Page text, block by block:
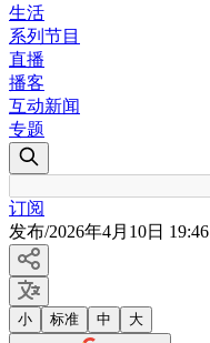
生活
系列节目
直播
播客
互动新闻
专题
订阅
发布/2026年4月10日 19:46
小 标准 中 大